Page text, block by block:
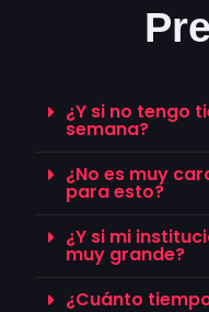
¿Y si no tengo
semana?
¿No es muy
para esto?
¿Y si mi
muy grande?
¿Cuánto